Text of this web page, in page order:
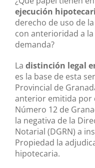
ejecución
derecho de uso de
con anterioridad a
demanda?
La distinción legal
es la base de esta
Provincial de
anterior emitida por
Número 12 de
la negativa de la
Notarial (DGRN) a
Propiedad la
hipotecaria.